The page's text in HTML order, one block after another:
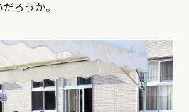
ろうか。